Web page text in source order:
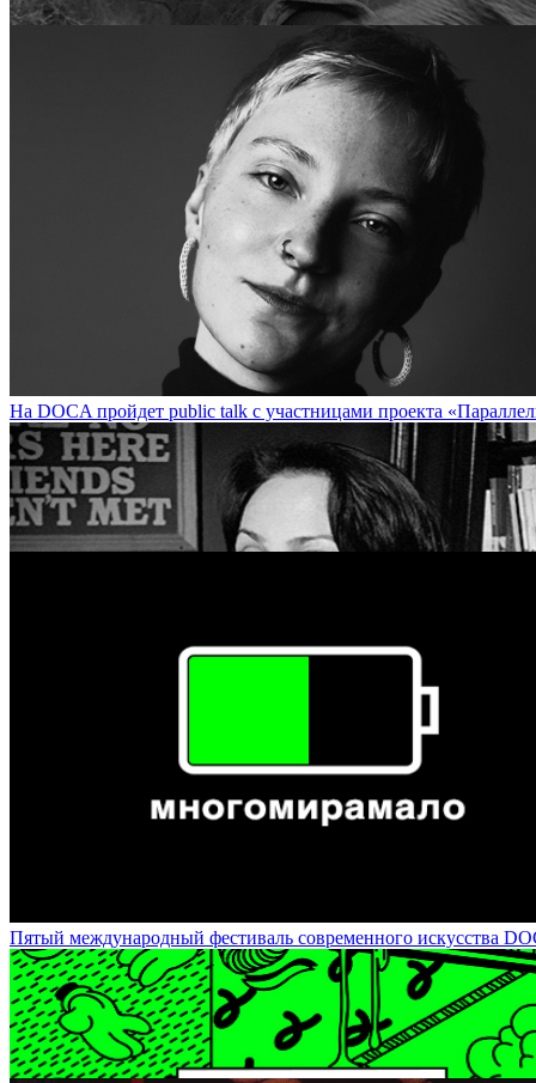
Стрит-арт-художник Udmurt (Екатеринбург) представит
На DOCA пройдет public talk с участницами проекта
Ирина Чмырева - куратор фото-проектов / Irina Chmyreva:
Пятый международный фестиваль современного искусства